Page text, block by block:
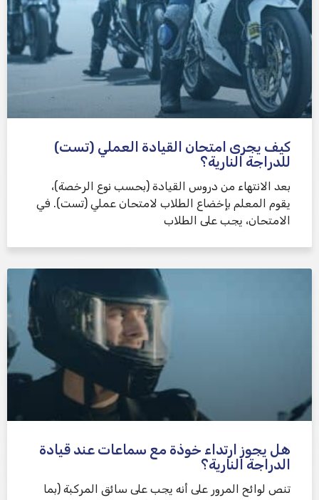
كيف يجرى امتحان القيادة العملي (تست)
للدراجة النارية؟
بعد الانتهاء من دروس القيادة (بحسب نوع الرخصة)،
يقوم المعلم بإخضاع الطلاب لامتحان عملي (تست). في
الامتحان، يجب على الطلاب
هل يجوز ارتداء خوذة مع سماعات عند قيادة
الدراجة النارية؟
تنص لوائح المرور على أنه يجب على سائق المركبة (بما